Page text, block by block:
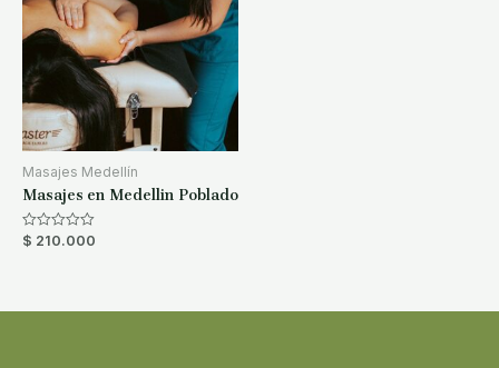
Masajes Medellín
Masajes en Medellin Poblado
Rated
$ 210.000